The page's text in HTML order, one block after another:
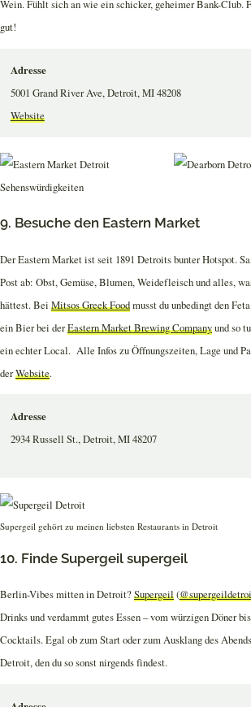
Wein. Fühlt sich an wie ein schicker, geheimer Bank-Club.
gut!
Adresse
5001 Grand River Ave, Detroit, MI 48208
Website
9. Besuche den Eastern Market
Der Eastern Market ist seit 1891 Detroits bunter Hotspot.
Post ab: Obst, Gemüse, Blumen, Weidefleisch und alles,
hättest. Bei Mitsos Greek Foodmusst du unbedingt den
ein Bier bei derEastern Market Brewing Companyund so
ein echter Local. Alle Infos zu Öffnungszeiten, Lage und
derWebsite.
Adresse
2934 Russell St., Detroit, MI 48207
Supergeil gehört zu meinen liebsten Restaurants in Detroit
10. Finde Supergeil supergeil
Berlin-Vibes mitten in Detroit?Supergeil(
Drinks und verdammt gutes Essen – vom würzigen Döner
Cocktails. Egal ob zum Start oder zum Ausklang des
Detroit, den du so sonst nirgends findest.